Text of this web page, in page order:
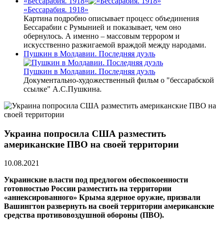
«Бессарабия. 1918»
Картина подробно описывает процесс объединения
Бессарабии с Румынией и показывает, чем оно
обернулось. А именно – массовым террором и
искусственно разжигаемой враждой между народами.
Пушкин в Молдавии. Последняя дуэль
Пушкин в Молдавии. Последняя дуэль
Документально-художественный фильм о "бессарабской
ссылке" А.С.Пушкина.
Украина попросила США разместить
американские ПВО на своей территории
10.08.2021
Украинские власти под предлогом обеспокоенности
готовностью России разместить на территории
«аннексированного» Крыма ядерное оружие, призвали
Вашингтон развернуть на своей территории американские
средства противовоздушной обороны (ПВО).